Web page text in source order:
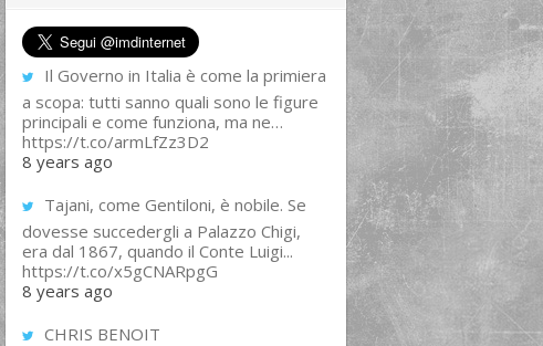
Il Governo in Italia è come la primiera
a scopa: tutti sanno quali sono le figure
principali e come funziona, ma ne…
https://t.co/armLfZz3D2
8 years ago
Tajani, come Gentiloni, è nobile. Se
dovesse succedergli a Palazzo Chigi,
era dal 1867, quando il Conte Luigi...
https://t.co/x5gCNARpgG
8 years ago
CHRIS BENOIT